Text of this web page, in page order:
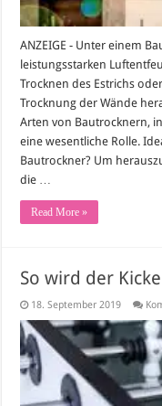
ANZEIGE - Unter einem
leistungsstarken
Trocknen des Estrichs
Trocknung der Wände
Arten von Bautrocknern,
eine wesentliche Rolle.
Bautrockner? Um
die …
Read More »
So wird der
18. September 2019